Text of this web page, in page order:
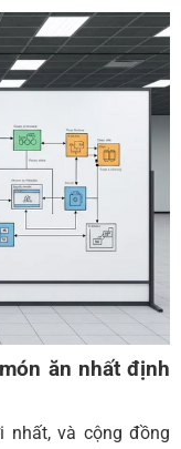
ăn nhất định
nhất, và cộng đồng